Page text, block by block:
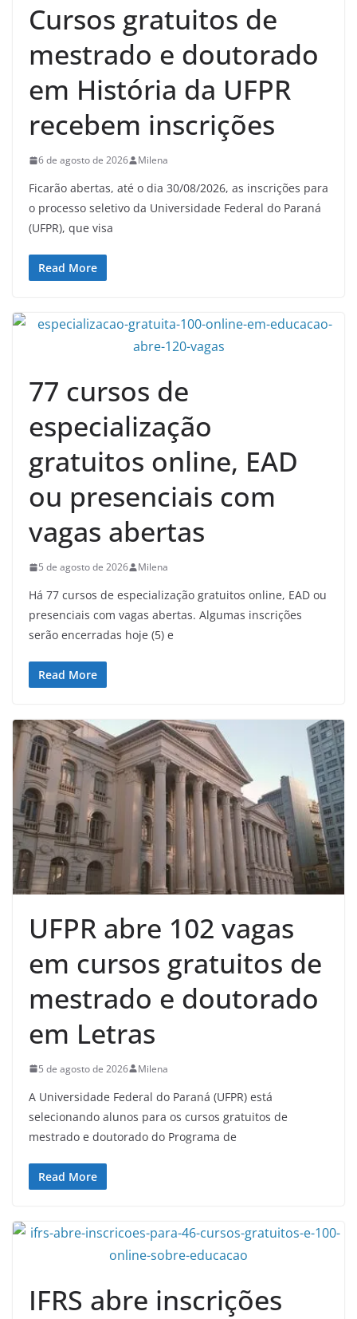
Cursos gratuitos de
mestrado e doutorado
em História da UFPR
recebem inscrições
6 de agosto de 2026 Milena
Ficarão abertas, até o dia 30/08/2026, as inscrições para
o processo seletivo da Universidade Federal do Paraná
(UFPR), que visa
Read More
77 cursos de
especialização
gratuitos online, EAD
ou presenciais com
vagas abertas
5 de agosto de 2026 Milena
Há 77 cursos de especialização gratuitos online, EAD ou
presenciais com vagas abertas. Algumas inscrições
serão encerradas hoje (5) e
Read More
UFPR abre 102 vagas
em cursos gratuitos de
mestrado e doutorado
em Letras
5 de agosto de 2026 Milena
A Universidade Federal do Paraná (UFPR) está
selecionando alunos para os cursos gratuitos de
mestrado e doutorado do Programa de
Read More
IFRS abre inscrições